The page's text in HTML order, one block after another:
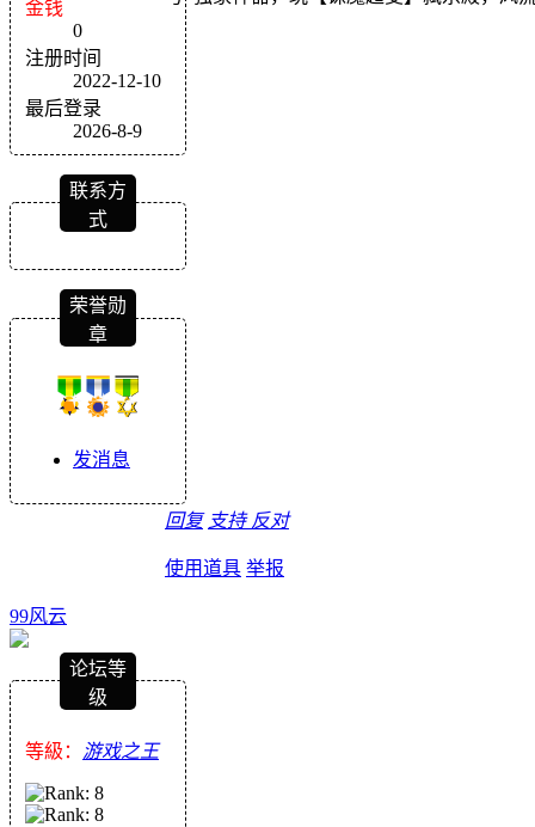
金钱
0
注册时间
2022-12-10
最后登录
2026-8-9
联系方
式
荣誉勋
章
发消息
回复 支持 反对
使用道具 举报
99风云
论坛等
级
等級： 游戏之王